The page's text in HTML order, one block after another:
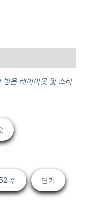
은 레이아웃 및 스타
주 단기